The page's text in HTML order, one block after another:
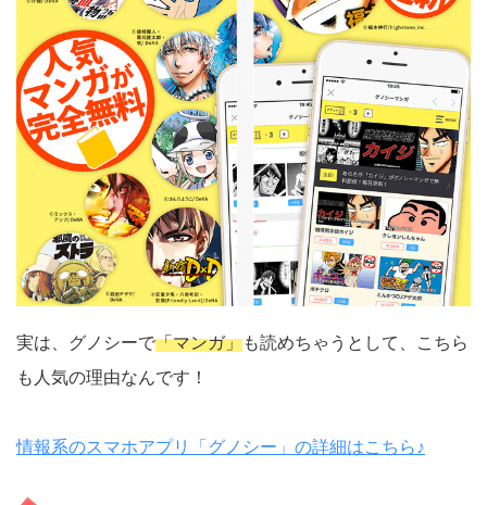
実は、グノシーで「マンガ」も読めちゃうとして、こちら
も人気の理由なんです！
情報系のスマホアプリ「グノシー」の詳細はこちら♪